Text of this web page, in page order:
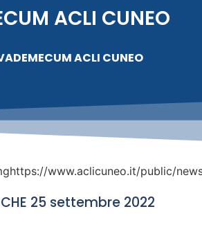
ACLI CUNEO
ACLI CUNEO
www.aclicuneo.it/public/
25 settembre 2022